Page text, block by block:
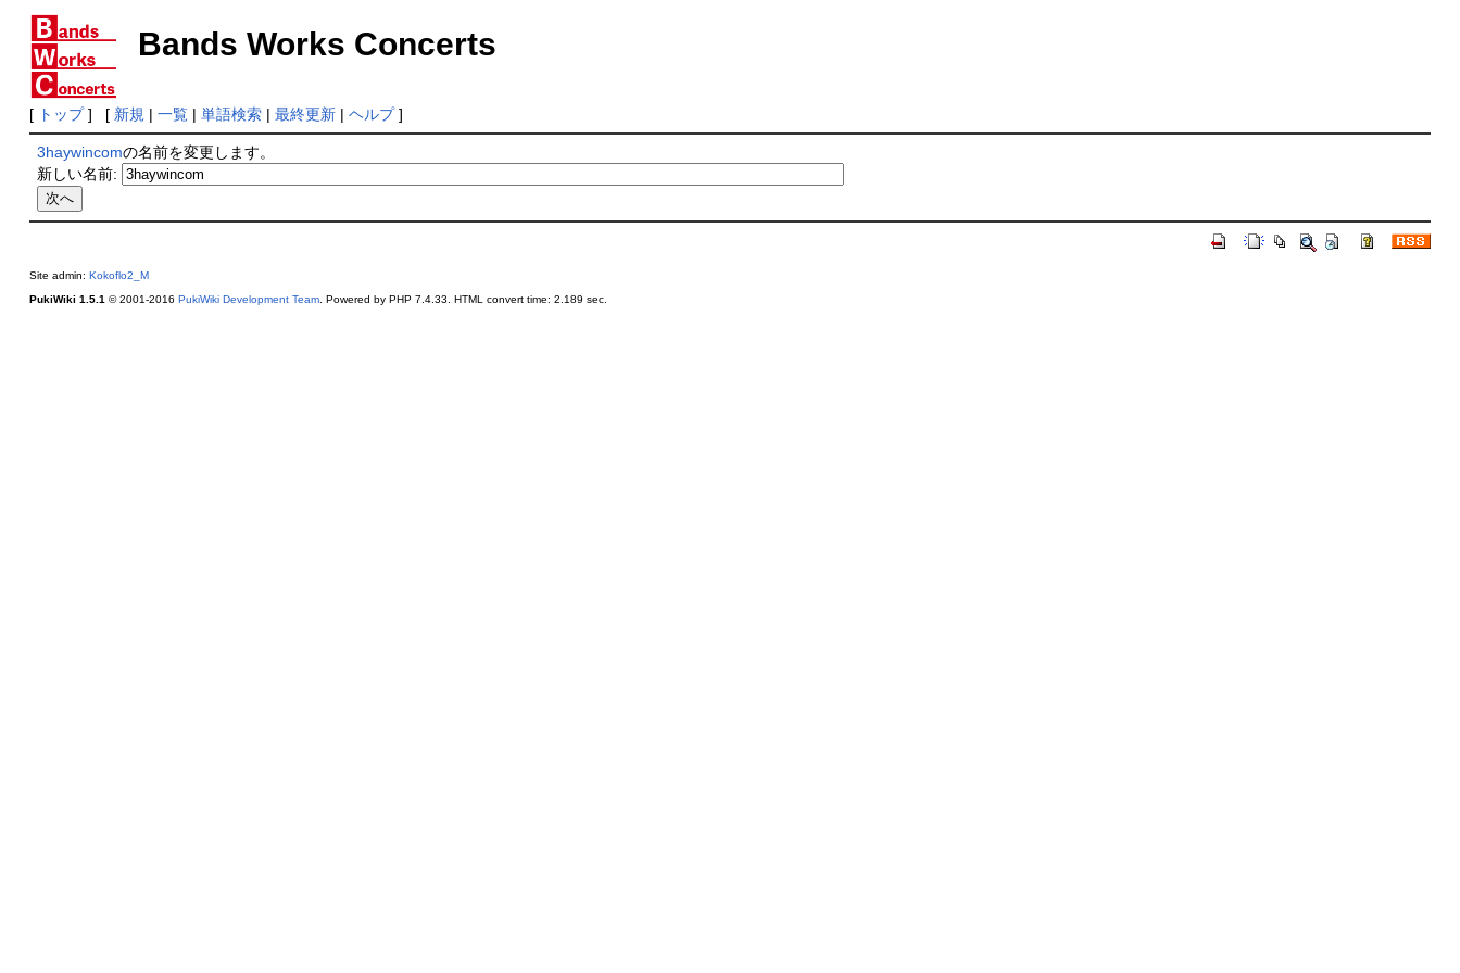
Bands Works Concerts
[ トップ] [ 新規 | 一覧| 単語検索| 最終更新| ヘルプ]
3haywincomの名前を変更します。
新しい名前:
Site admin: Kokoflo2_M
PukiWiki 1.5.1 © 2001-2016 PukiWiki Development Team. Powered by PHP 7.4.33. HTML convert time: 2.189 sec.